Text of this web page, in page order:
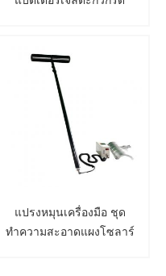
แปรงหมุนเครื่องมือ ชุด
ทำความสะอาดแผงโซลาร์